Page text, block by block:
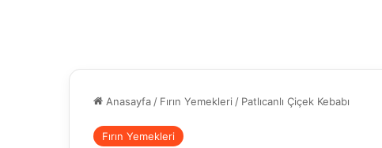
Anasayfa / Fırın Yemekleri / Patlıcanlı Çiçek Kebabı
Fırın Yemekleri